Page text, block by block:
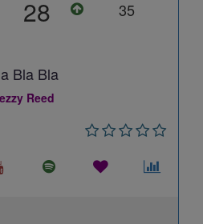
28 35
Bla Bla
Reed